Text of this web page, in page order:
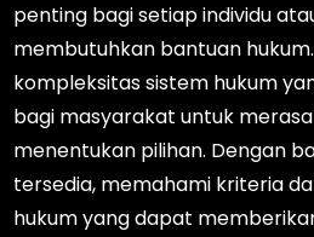
penting bagi setiap individu
membutuhkan bantuan
kompleksitas sistem hukum
bagi masyarakat untuk
menentukan pilihan. Dengan
tersedia, memahami kriteria
hukum yang dapat